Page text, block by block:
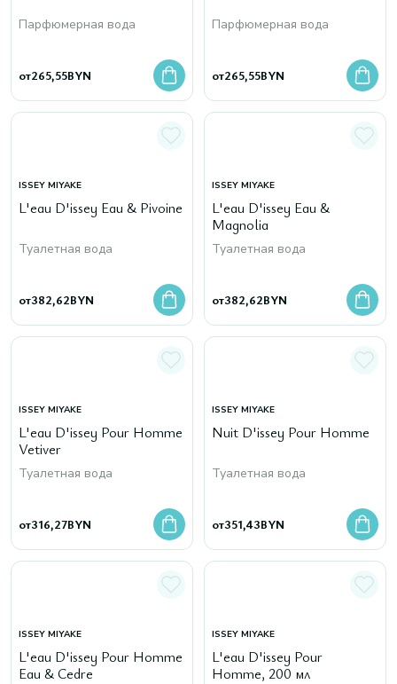
Парфюмерная вода
от265,55BYN
Парфюмерная вода
от265,55BYN
ISSEY MIYAKE
L'eau D'issey Eau & Pivoine
Туалетная вода
от382,62BYN
ISSEY MIYAKE
L'eau D'issey Eau &
Magnolia
Туалетная вода
от382,62BYN
ISSEY MIYAKE
L'eau D'issey Pour Homme
Vetiver
Туалетная вода
от316,27BYN
ISSEY MIYAKE
Nuit D'issey Pour Homme
Туалетная вода
от351,43BYN
ISSEY MIYAKE
L'eau D'issey Pour Homme
Eau & Cedre
ISSEY MIYAKE
L'eau D'issey Pour
Homme, 200 мл